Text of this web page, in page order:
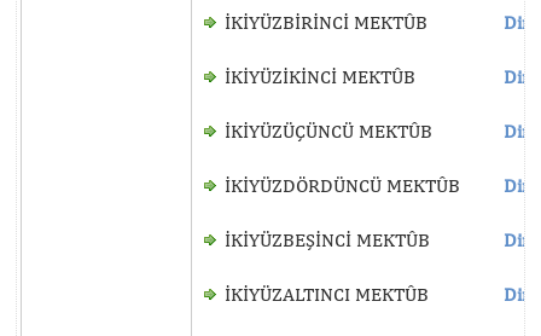
İKİYÜZBİRİNCİ MEKTÛB
İKİYÜZİKİNCİ MEKTÛB
İKİYÜZÜÇÜNCÜ MEKTÛB
İKİYÜZDÖRDÜNCÜ MEKTÛB
İKİYÜZBEŞİNCİ MEKTÛB
İKİYÜZALTINCI MEKTÛB